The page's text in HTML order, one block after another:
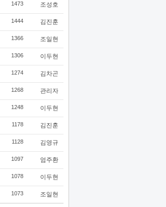
1473 조성호
1444 김진훈
1366 조일현
1306 이두현
1274 김차곤
1268 관리자
1248 이두현
1178 김진훈
1128 김영규
1097 엄주환
1078 이두현
1073 조일현